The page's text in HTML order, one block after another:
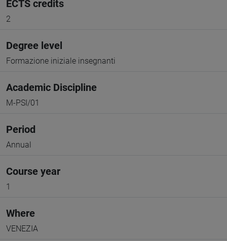
ECTS credits
2
Degree level
Formazione iniziale insegnanti
Academic Discipline
M-PSI/01
Period
Annual
Course year
1
Where
VENEZIA